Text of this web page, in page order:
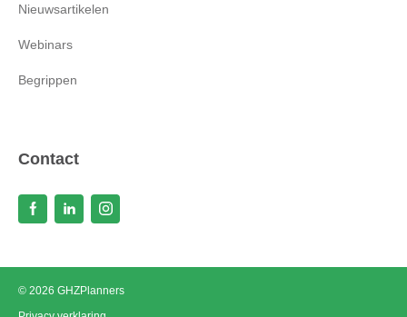
Nieuwsartikelen
Webinars
Begrippen
Contact
© 2026 GHZPlanners